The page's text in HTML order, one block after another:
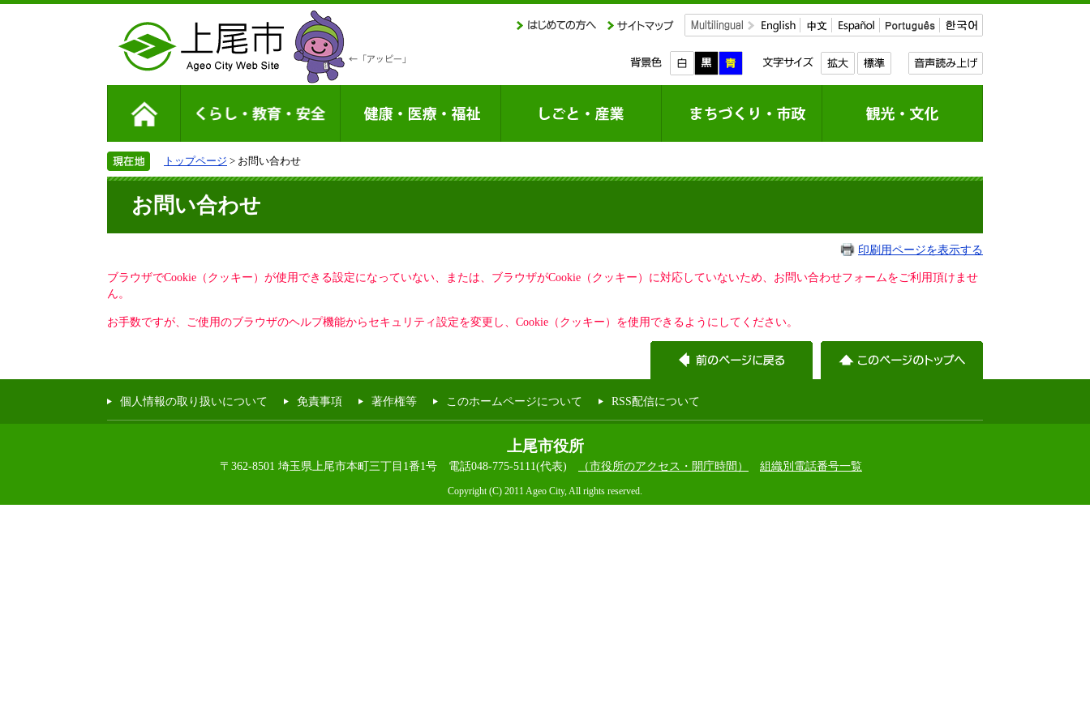
トップページ > お問い合わせ
お問い合わせ
印刷用ページを表示する
ブラウザでCookie（クッキー）が使用できる設定になっていない、または、ブラウザがCookie（クッキー）に対応していないため、お問い合わせフォームをご利用頂けませ
ん。
お手数ですが、ご使用のブラウザのヘルプ機能からセキュリティ設定を変更し、Cookie（クッキー）を使用できるようにしてください。
個人情報の取り扱いについて 免責事項 著作権等 このホームページについて RSS配信について
上尾市役所
〒362-8501 埼玉県上尾市本町三丁目1番1号 電話048-775-5111(代表) （市役所のアクセス・開庁時間） 組織別電話番号一覧
Copyright (C) 2011 Ageo City, All rights reserved.